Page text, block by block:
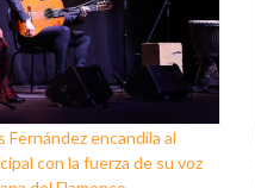
Fernández encandila al
con la fuerza de su voz